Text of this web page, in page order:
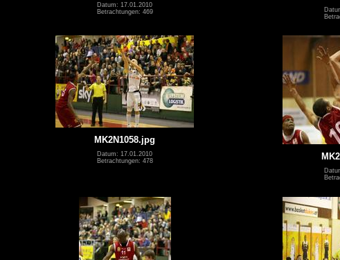
Datum: 17.01.2010
Betrachtungen: 469
MK2N1058.jpg
Datum: 17.01.2010
Betrachtungen: 478